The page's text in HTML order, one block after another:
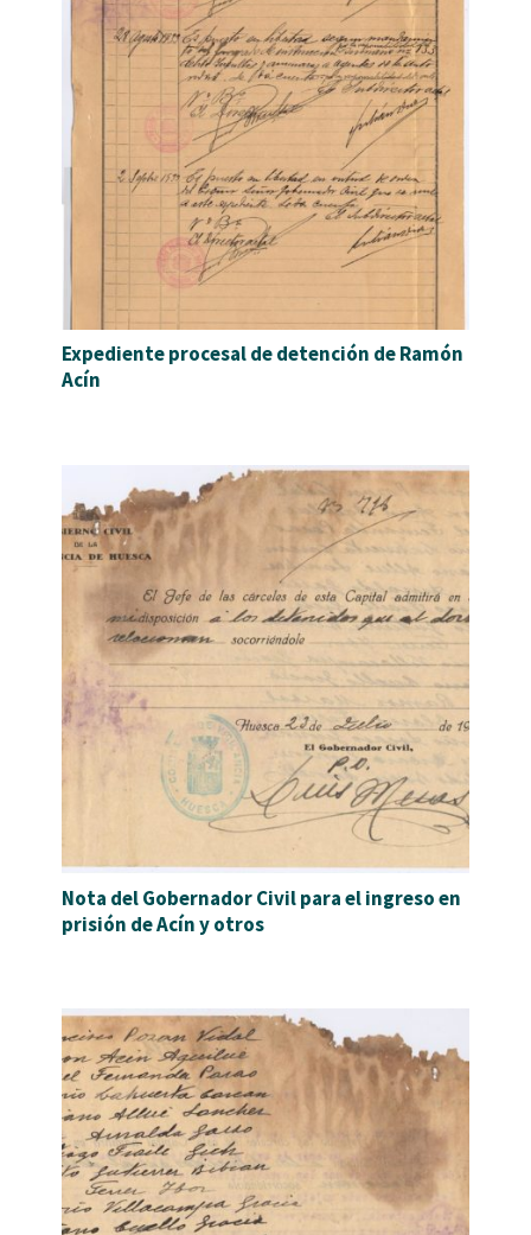
Expediente procesal de detención de Ramón
Acín
Nota del Gobernador Civil para el ingreso en
prisión de Acín y otros